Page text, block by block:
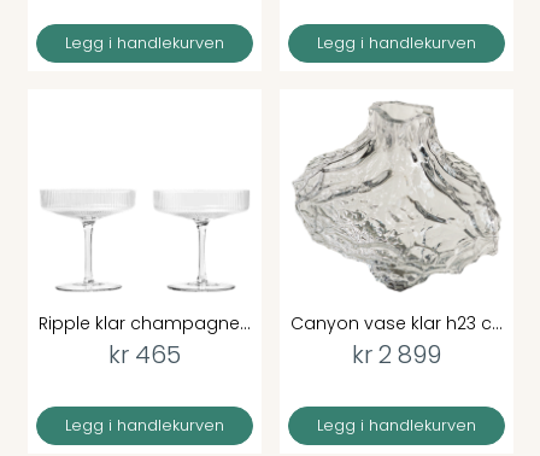
Legg i handlekurven Legg i handlekurven
Ripple klar champagne...
kr 465
Legg i handlekurven
Canyon vase klar h23 c...
kr 2 899
Legg i handlekurven